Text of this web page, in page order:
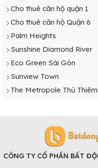
Cho thuê căn hộ quận 1
Cho thuê căn hộ Quận 6
Palm Heights
Sunshine Diamond River
Eco Green Sài Gòn
Sunview Town
The Metropole Thủ Thiêm
CÔNG TY CỔ PHẦN BẤT